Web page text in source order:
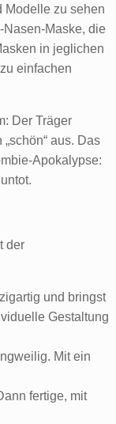
Modelle zu sehen
Nasen-Maske, die
in jeglichen
einfachen
Der Träger
aus. Das
Apokalypse:
der
und bringst
Gestaltung
Mit ein
fertige, mit